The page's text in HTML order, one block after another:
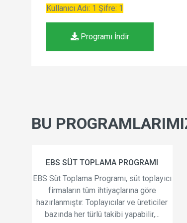
Kullanıcı Adı: 1 Şifre: 1
Programı İndir
BU
EBS OTEL,KİMLİK TAKİP 4.0.4
EBS Kimlik Bildirim Programı, Emniyet
Genel Müdürlüğü (AKBS) ve Jandarma
Genel Komutanlığı (KBS) Kimlik Bildirim
Sistemi projelerinde belirtilen